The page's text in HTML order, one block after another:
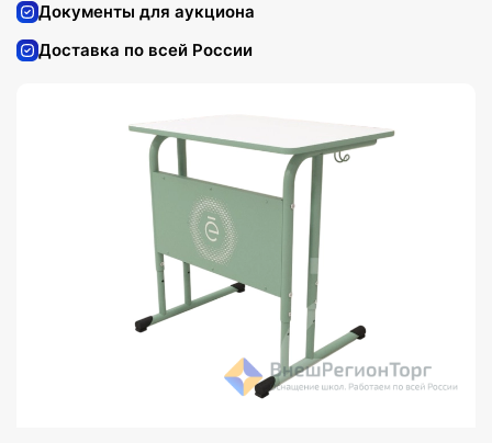
Документы для аукциона
Доставка по всей России